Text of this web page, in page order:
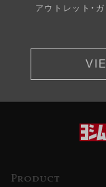
アウトレット・
Product